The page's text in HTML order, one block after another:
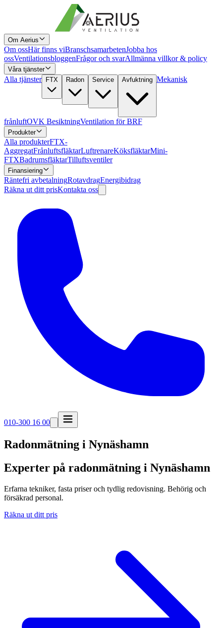
Om Aerius
Om ossHär finns viBranschsamarbetenJobba hos
ossVentilationsbloggenFrågor och svarAllmänna villkor & policy
Våra tjänster
Alla tjänster FTX Radon Service Avfuktning Mekanisk
frånluftOVK BesiktningVentilation för BRF
Produkter
Alla produkterFTX-
AggregatFrånluftsfläktarLuftrenareKöksfläktarMini-
FTXBadrumsfläktarTilluftsventiler
Finansiering
Räntefri avbetalningRotavdragEnergibidrag
Räkna ut ditt prisKontakta oss
010-300 16 00
Radonmätning i Nynäshamn
Experter på radonmätning i Nynäshamn
Erfarna tekniker, fasta priser och tydlig redovisning. Behörig och
försäkrad personal.
Räkna ut ditt pris